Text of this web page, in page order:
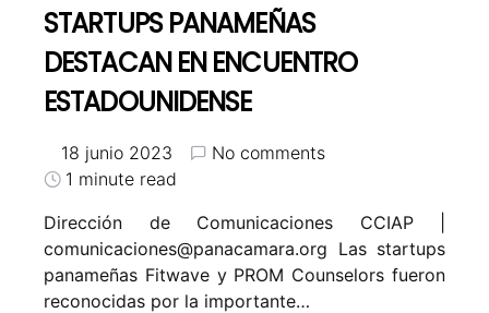
STARTUPS PANAMEÑAS
DESTACAN EN ENCUENTRO
ESTADOUNIDENSE
18 junio 2023
No comments
1 minute read
Dirección de Comunicaciones CCIAP |
comunicaciones@panacamara.org Las startups
panameñas Fitwave y PROM Counselors fueron
reconocidas por la importante…